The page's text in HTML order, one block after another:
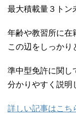
最大積載量３トン
年齢や教習所に在
この辺をしっかり
準中型免許に関し
分かりやすく説明
詳しい記事はこち